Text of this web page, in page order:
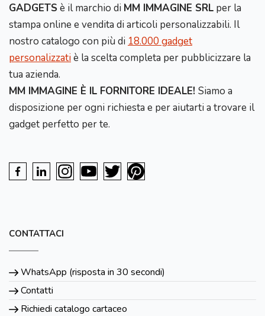
GADGETS è il marchio di MM IMMAGINE SRL per la
stampa online e vendita di articoli personalizzabili. Il
nostro catalogo con più di 18.000 gadget
personalizzatiè la scelta completa per pubblicizzare la
tua azienda.
MM IMMAGINE È IL FORNITORE IDEALE! Siamo a
disposizione per ogni richiesta e per aiutarti a trovare il
gadget perfetto per te.
CONTATTACI
WhatsApp (risposta in 30 secondi)
Contatti
Richiedi catalogo cartaceo